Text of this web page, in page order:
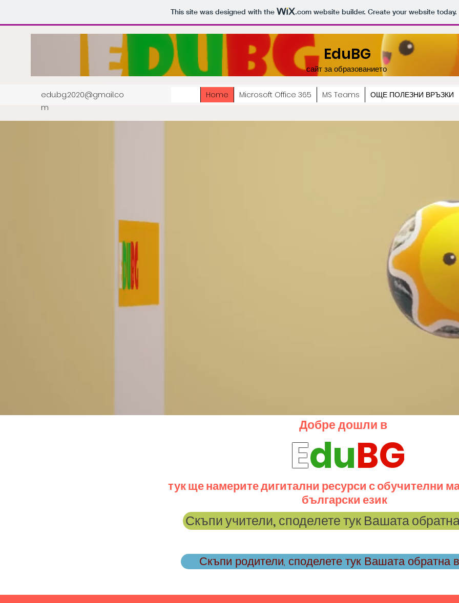
This site was designed with the .comwebsite builder. Create your website today.
EduBG
сайт за образованието
edu.bg.2020@gmail.co
m
Home Microsoft Office 365 MS Teams ОЩЕ ПОЛЕЗНИ ВРЪЗКИ
Добре дошли в
EduBG
тук ще намерите дигитални ресурси с обучителни
български език
Скъпи учители, споделете тук Вашата
Скъпи родители, споделете тук Вашата обратна